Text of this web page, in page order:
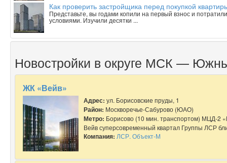
Как проверить застройщика перед покупкой
Представьте, вы годами копили на первый взнос и
условиями. Изучили десятки ...
Новостройки в округе МСК —
ЖК «Вейв»
Адрес: ул. Борисовские пруды, 1
Район: Москворечье-Сабурово (ЮАО)
Метро: Борисово (10 мин. транспортом) МЦД-2
Вейв суперсовременный квартал Группы ЛСР
Компания: ЛСР. Объект-М